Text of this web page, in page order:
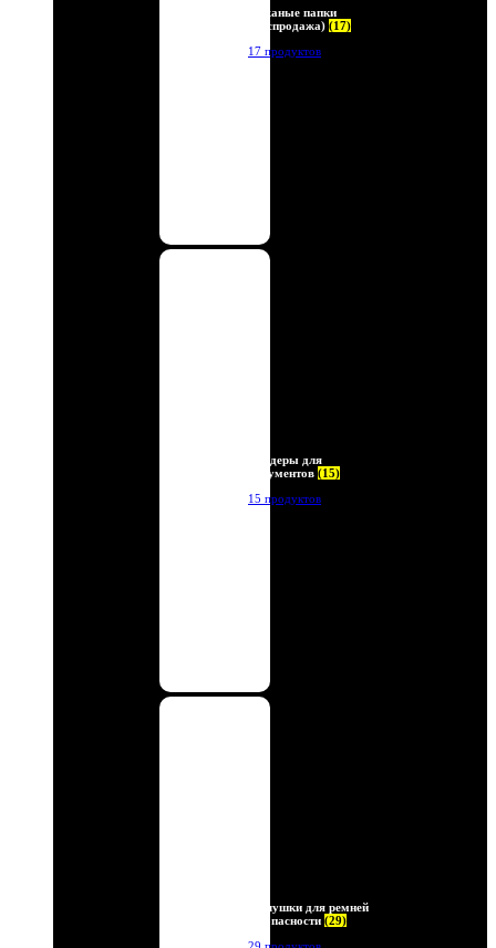
Кожаные папки
(Распродажа) (17)
17 продуктов
Холдеры для
документов (15)
15 продуктов
Заглушки для ремней
безопасности (29)